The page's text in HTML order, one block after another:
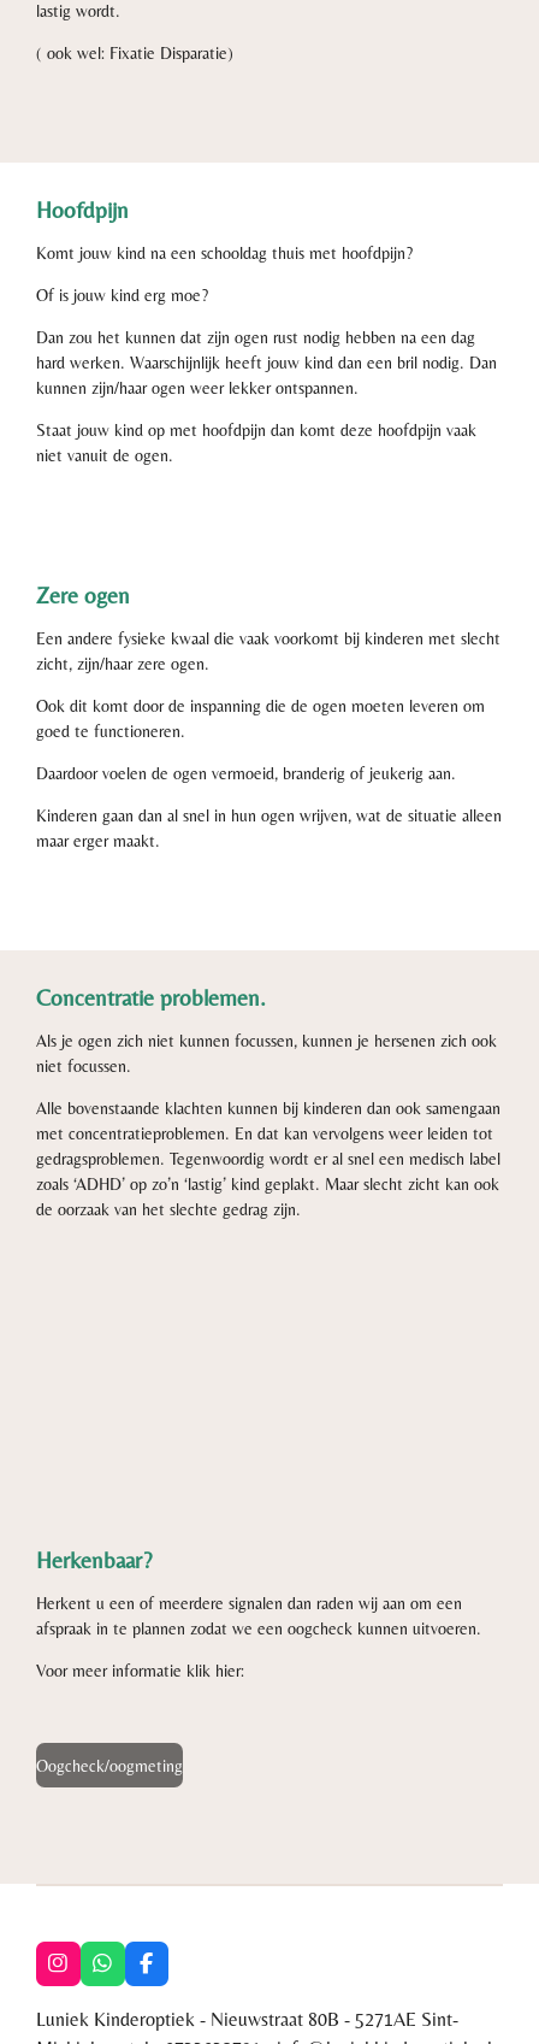
lastig wordt.
( ook wel: Fixatie Disparatie)
Hoofdpijn
Komt jouw kind na een schooldag thuis met hoofdpijn?
Of is jouw kind erg moe?
Dan zou het kunnen dat zijn ogen rust nodig hebben na een dag
hard werken. Waarschijnlijk heeft jouw kind dan een bril nodig. Dan
kunnen zijn/haar ogen weer lekker ontspannen.
Staat jouw kind op met hoofdpijn dan komt deze hoofdpijn vaak
niet vanuit de ogen.
Zere ogen
Een andere fysieke kwaal die vaak voorkomt bij kinderen met slecht
zicht, zijn/haar zere ogen.
Ook dit komt door de inspanning die de ogen moeten leveren om
goed te functioneren.
Daardoor voelen de ogen vermoeid, branderig of jeukerig aan.
Kinderen gaan dan al snel in hun ogen wrijven, wat de situatie alleen
maar erger maakt.
Concentratie problemen.
Als je ogen zich niet kunnen focussen, kunnen je hersenen zich ook
niet focussen.
Alle bovenstaande klachten kunnen bij kinderen dan ook samengaan
met concentratieproblemen. En dat kan vervolgens weer leiden tot
gedragsproblemen. Tegenwoordig wordt er al snel een medisch label
zoals ‘ADHD’ op zo’n ‘lastig’ kind geplakt. Maar slecht zicht kan ook
de oorzaak van het slechte gedrag zijn.
Herkenbaar?
Herkent u een of meerdere signalen dan raden wij aan om een
afspraak in te plannen zodat we een oogcheck kunnen uitvoeren.
Voor meer informatie klik hier:
Oogcheck/oogmeting
I
n
t
W
h
a
t
F
a
e
Luniek Kinderoptiek - Nieuwstraat 80B - 5271AE Sint-